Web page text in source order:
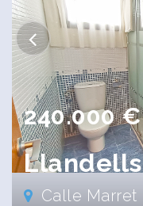
240.000 €
Llandells
Calle Marret